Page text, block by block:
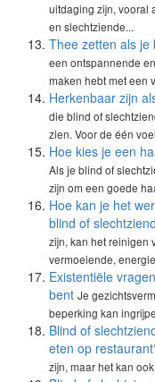
uitdaging zijn, vooral
en slechtziende...
Thee zetten als je
een ontspannende
maken hebt met een
Herkenbaar zijn
die blind of
zien. Voor de één
Hoe kies je een
Als je blind of
zijn om een goede
Hoe kan je het
blind of
zijn, kan het reinigen
vermoeiende,
Existentiële
bent Je
beperking kan
Blind of
eten op
zijn, maar het kan